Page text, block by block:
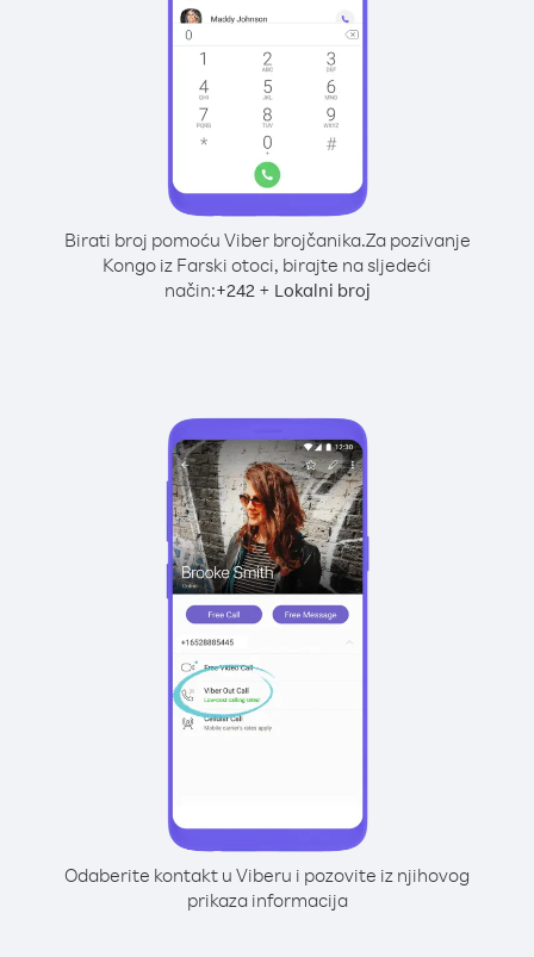
Birati broj pomoću Viber brojčanika.Za pozivanje
Kongo iz Farski otoci, birajte na sljedeći
način:+242+ Lokalni broj
Odaberite kontakt u Viberu i pozovite iz njihovog
prikaza informacija